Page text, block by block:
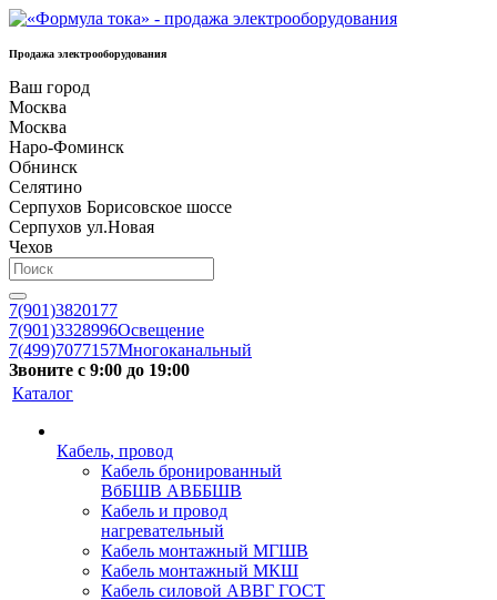
Продажа электрооборудования
Ваш город
Москва
Москва
Наро-Фоминск
Обнинск
Селятино
Серпухов Борисовское шоссе
Серпухов ул.Новая
Чехов
7(901)3820177
7(901)3328996Освещение
7(499)7077157Многоканальный
Звоните с 9:00 до 19:00
Каталог
Кабель, провод
Кабель бронированный
ВбБШВ АВББШВ
Кабель и провод
нагревательный
Кабель монтажный МГШВ
Кабель монтажный МКШ
Кабель силовой АВВГ ГОСТ